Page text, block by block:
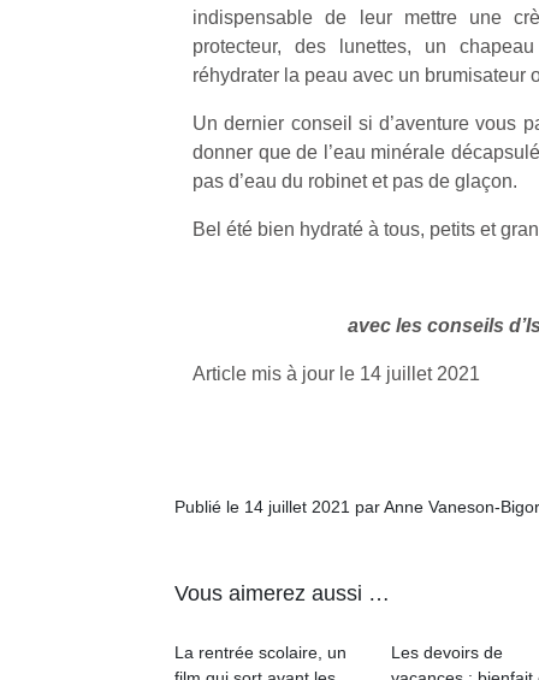
indispensable de leur mettre une
protecteur, des lunettes, un
réhydrater la peau avec un brumisateur
Un dernier conseil si d’aventure vous
donner que de l’eau minérale
pas d’eau du robinet et pas de glaçon.
Bel été bien hydraté à tous, petits et
avec les conseils
Article mis à jour le 14 juillet 2021
Publié le 14 juillet 2021 par Anne Vaneson-
Vous aimerez aussi …
La rentrée scolaire, un
Les devoirs de